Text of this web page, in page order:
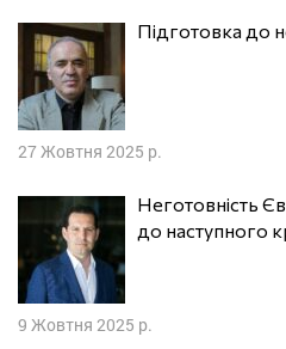
Підготовка до
27 Жовтня 2025 р.
Неготовність Європи підштовхує Путіна
до наступного
9 Жовтня 2025 р.